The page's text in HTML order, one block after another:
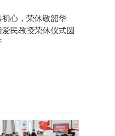
初心，荣休敬韶华
民教授荣休仪式圆